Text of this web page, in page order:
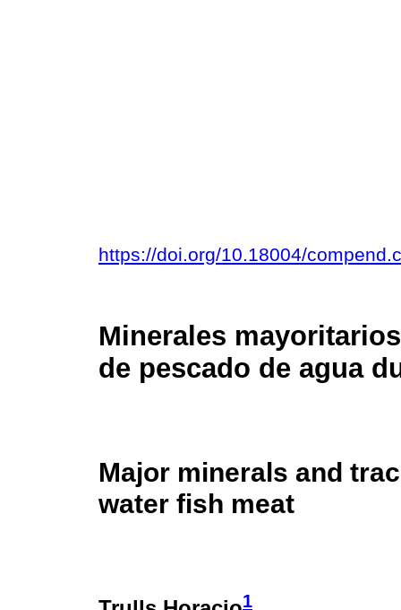
https://doi.org/10.18004/
Minerales
de pescado de agua
Major minerals and
water fish meat
1